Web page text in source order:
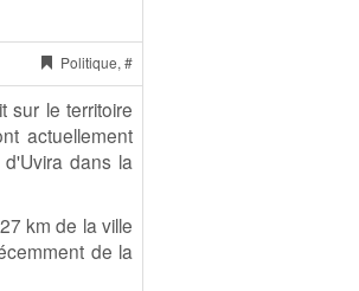
Politique, #
sur le territoire
actuellement
dans la
km de la ville
de la